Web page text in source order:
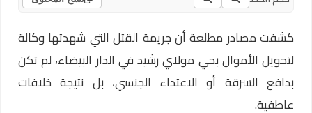
كشفت مصادر مطلعة أن جريمة القتل التي شهدتها وكالة
لتحويل الأموال بحي مولاي رشيد في الدار البيضاء، لم تكن
بدافع السرقة أو الاعتداء الجنسي، بل نتيجة خلافات
عاطفية.